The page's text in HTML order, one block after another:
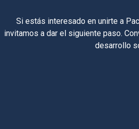
Si estás interesado en unirte a
invitamos a dar el siguiente paso.
desarrollo